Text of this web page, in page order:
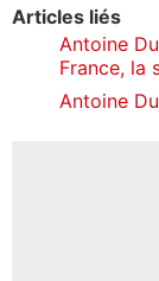
Articles liés
Antoine
France, la
Antoine